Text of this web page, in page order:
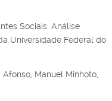
Sociais: Análise
Universidade Federal do
Manuel Minhoto,